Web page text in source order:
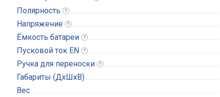
Полярность
Напряжение
Ёмкость батареи
Пусковой ток EN
Ручка для переноски
Габариты (ДхШхВ)
Вес